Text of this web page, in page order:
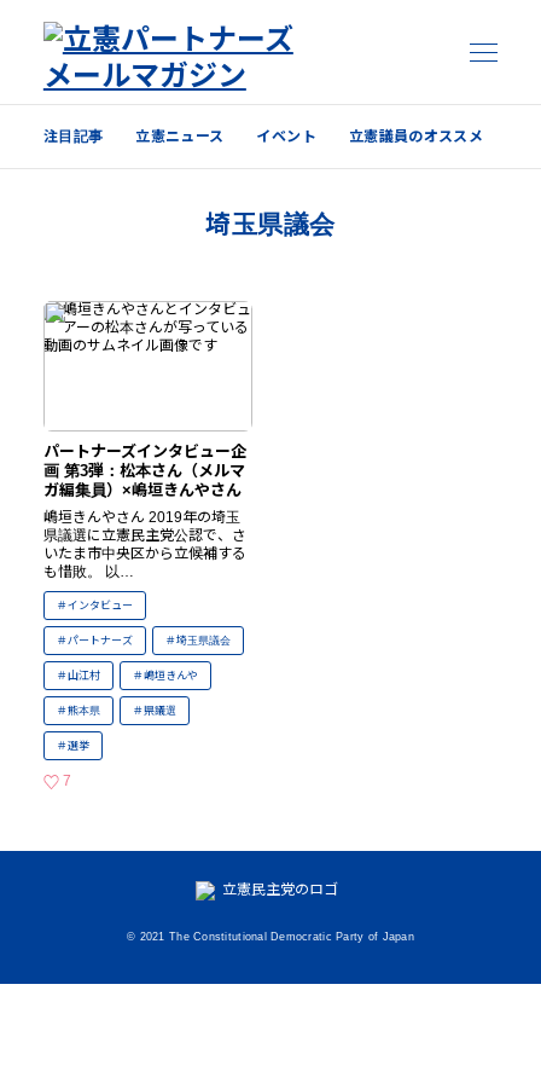
立憲議員のオススメ
注目記事 立憲ニュース イベント 立憲議員のオススメ
埼玉県議会
パートナーズインタビュー企
画 第3弾：松本さん（メルマ
ガ編集員）×嶋垣きんやさん
嶋垣きんやさん 2019年の埼玉
県議選に立憲民主党公認で、さ
いたま市中央区から立候補する
も惜敗。 以…
インタビュー
パートナーズ 埼玉県議会
山江村 嶋垣きんや
熊本県 県議選
選挙
7
© 2021 The Constitutional Democratic Party of Japan